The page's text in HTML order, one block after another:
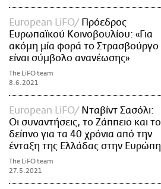
European LiFO
Πρόεδρος
Ευρωπαϊκού Κοινοβουλίου: «Για
ακόμη μία φορά το Στρασβούργο
είναι σύμβολο ανανέωσης»
The LiFO team
8.6.2021
European LiFO
Νταβίντ Σασόλι:
Οι συναντήσεις, το Ζάππειο και το
δείπνο για τα 40 χρόνια από την
ένταξη της Ελλάδας στην Ευρώπη
The LiFO team
27.5.2021